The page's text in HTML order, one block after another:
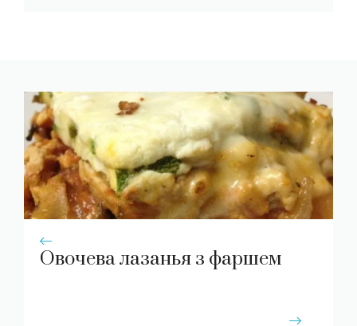
Овочева лазанья з фаршем